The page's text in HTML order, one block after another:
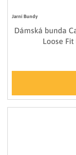
Jarní Bundy
Dámská bunda
Loose